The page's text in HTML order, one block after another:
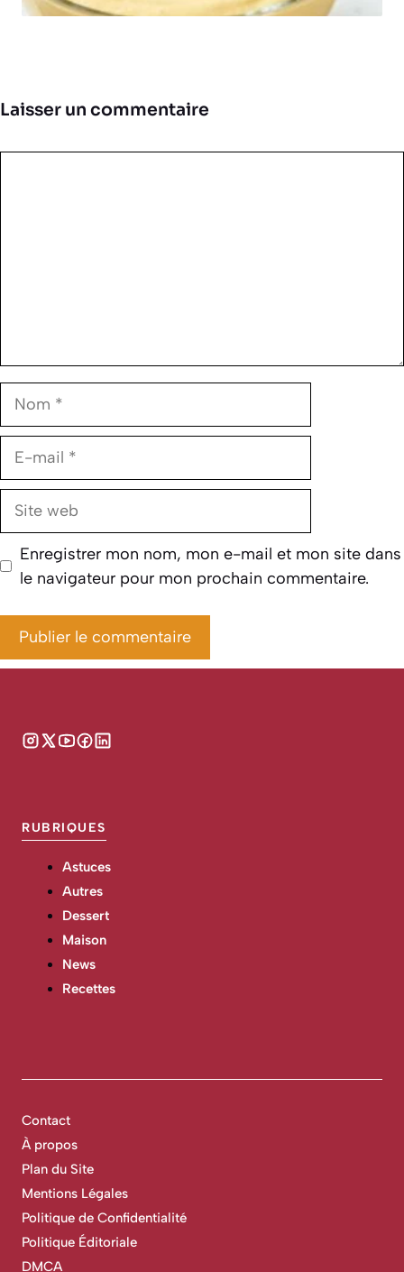
Laisser un commentaire
Nom
E-
Site
Enregistrer mon nom, mon e-mail et mon site dans
le navigateur pour mon prochain commentaire.
RUBRIQUES
Astuces
Autres
Dessert
Maison
News
Recettes
Contact
À propos
Plan du Site
Mentions Légales
Politique de Confidentialité
Politique Éditoriale
DMCA